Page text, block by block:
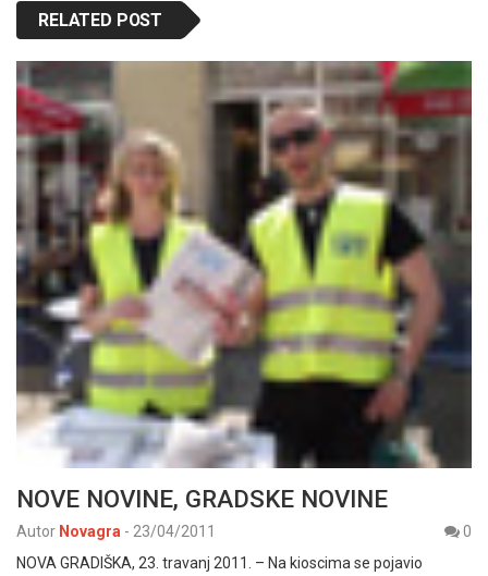
RELATED POST
NOVE NOVINE, GRADSKE NOVINE
Autor Novagra - 23/04/2011
0
NOVA GRADIŠKA, 23. travanj 2011. – Na kioscima se pojavio